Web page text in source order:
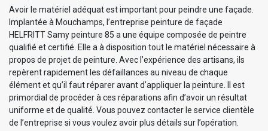
Avoir le matériel adéquat est important pour peindre une façade.
Implantée à Mouchamps, l’entreprise peinture de façade
HELFRITT Samy peinture 85 a une équipe composée de peintre
qualifié et certifié. Elle a à disposition tout le matériel nécessaire à
propos de projet de peinture. Avec l’expérience des artisans, ils
repèrent rapidement les défaillances au niveau de chaque
élément et qu’il faut réparer avant d’appliquer la peinture. Il est
primordial de procéder à ces réparations afin d’avoir un résultat
uniforme et de qualité. Vous pouvez contacter le service clientèle
de l’entreprise si vous voulez avoir plus détails sur l’opération.